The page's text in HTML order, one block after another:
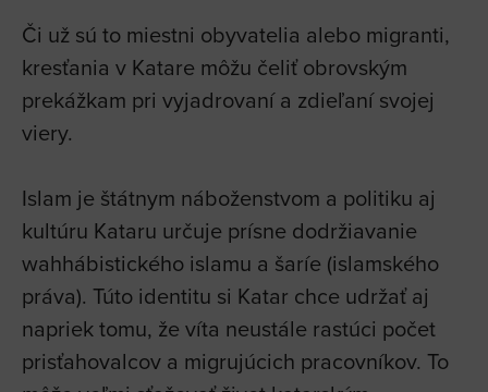
Či už sú to miestni obyvatelia alebo migranti,
kresťania v Katare môžu čeliť obrovským
prekážkam pri vyjadrovaní a zdieľaní svojej
viery.
Islam je štátnym náboženstvom a politiku aj
kultúru Kataru určuje prísne dodržiavanie
wahhábistického islamu a šaríe (islamského
práva). Túto identitu si Katar chce udržať aj
napriek tomu, že víta neustále rastúci počet
prisťahovalcov a migrujúcich pracovníkov. To